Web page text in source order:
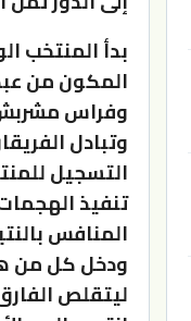
بدأ المنتخب
المكون من
وفراس
وتبادل
التسجيل
تنفيذ
المنافس
ودخل كل من